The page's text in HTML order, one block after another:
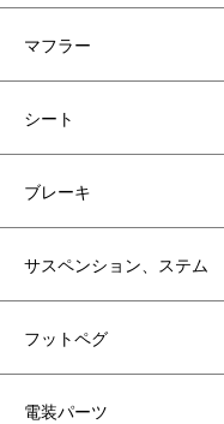
マフラー
シート
ブレーキ
サスペンション、ステム
フットペグ
電装パーツ